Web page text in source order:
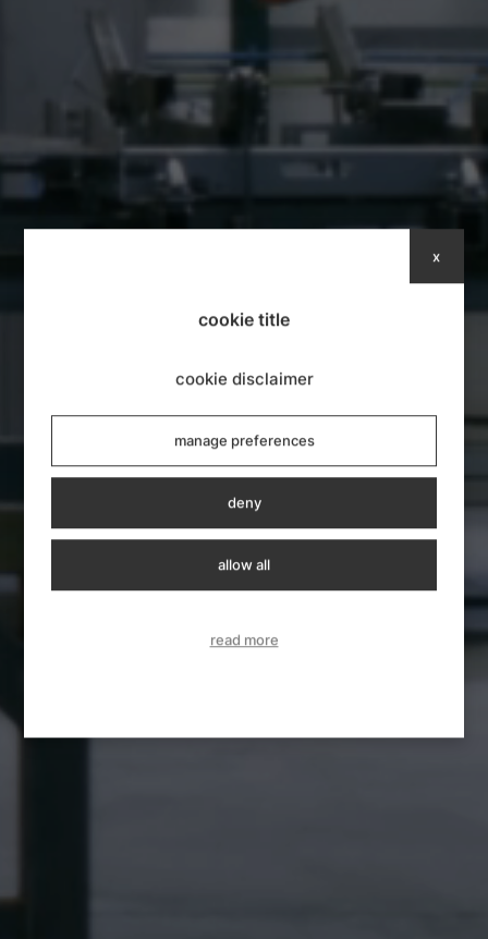
cookie title
cookie disclaimer
manage preferences
deny
allow all
read more
x